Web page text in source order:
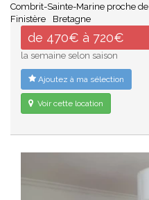
Combrit-Sainte-Marine proche de
Finistère
Bretagne
de 470€ à 720€
la semaine selon saison
Ajoutez à ma sélection
Voir cette location